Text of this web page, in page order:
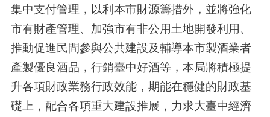
集中支付管理，以利本市財源籌措外，並將強化
市有財產管理、加強市有非公用土地開發利用、
推動促進民間參與公共建設及輔導本市製酒業者
產製優良酒品，行銷臺中好酒等，本局將積極提
升各項財政業務行政效能，期能在穩健的財政基
礎上，配合各項重大建設推展，力求大臺中經濟